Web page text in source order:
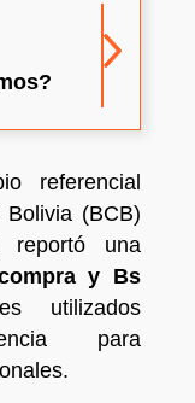
referencial
(BCB)
reportó una
y Bs
utilizados
para